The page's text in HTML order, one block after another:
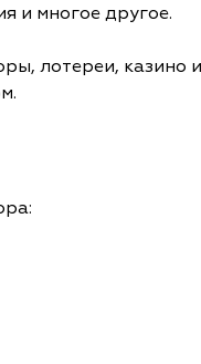
и многое другое.
лотереи, казино